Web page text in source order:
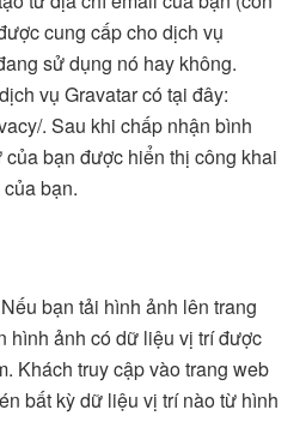
cung cấp cho dịch vụ
sử dụng nó hay không.
vụ Gravatar có tại đây:
. Sau khi chấp nhận bình
bạn được hiển thị công khai
bạn.
Nếu bạn tải hình ảnh lên trang
hình ảnh có dữ liệu vị trí được
Khách truy cập vào trang web
bất kỳ dữ liệu vị trí nào từ hình